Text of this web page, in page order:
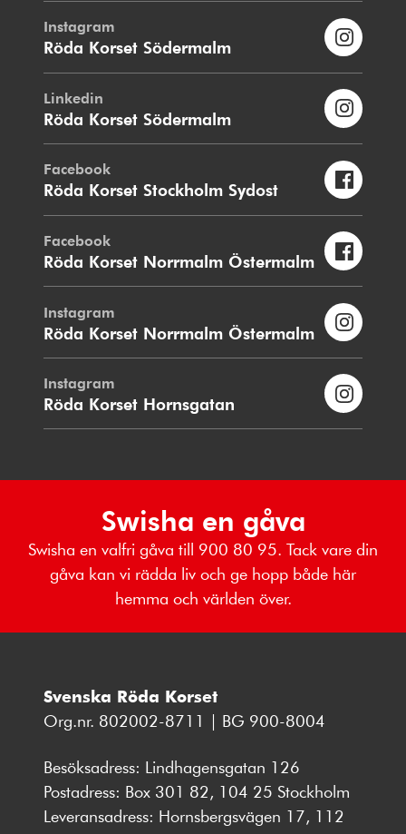
Instagram
Röda Korset Södermalm
Linkedin
Röda Korset Södermalm
Facebook
Röda Korset Stockholm Sydost
Facebook
Röda Korset Norrmalm Östermalm
Instagram
Röda Korset Norrmalm Östermalm
Instagram
Röda Korset Hornsgatan
Swisha en gåva
Swisha en valfri gåva till 900 80 95. Tack vare din
gåva kan vi rädda liv och ge hopp både här
hemma och världen över.
Svenska Röda Korset
Org.nr. 802002-8711 | BG 900-8004
Besöksadress: Lindhagensgatan 126
Postadress: Box 301 82, 104 25 Stockholm
Leveransadress: Hornsbergsvägen 17, 112